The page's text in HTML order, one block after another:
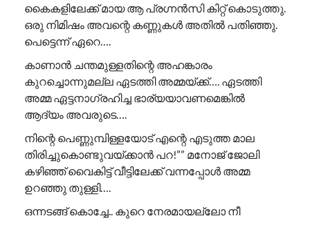
കൈകളിലേക്ക് മായ ആ പ്രഗ്നൻസി കിറ്റ് കൊടുത്തു.
ഒരു നിമിഷം അവന്റെ കണ്ണുകൾ അതിൽ പതിഞ്ഞു.
പെട്ടെന്ന് ഏറെ….
കാണാൻ ചന്തമുള്ളതിന്റെ അഹങ്കാരം
കുറച്ചൊന്നുമല്ല ഏടത്തി അമ്മയ്ക്ക്…. ഏടത്തി
അമ്മ ഏട്ടനാഗ്രഹിച്ച ഭാര്യയാവണമെങ്കിൽ
ആദ്യം അവരുടെ….
നിന്റെ പെണ്ണുമ്പിള്ളയോട് എന്റെ എടുത്ത മാല
തിരിച്ചുകൊണ്ടുവയ്ക്കാൻ പറ!”” ​മനോജ് ജോലി
കഴിഞ്ഞ് വൈകിട്ട് വീട്ടിലേക്ക് വന്നപ്പോൾ അമ്മ
ഉറഞ്ഞു തുള്ളി….
ഒന്നടങ്ങ് കൊച്ചേ.. കുറെ നേരമായല്ലോ നീ